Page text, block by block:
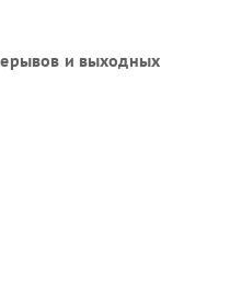
и выходных